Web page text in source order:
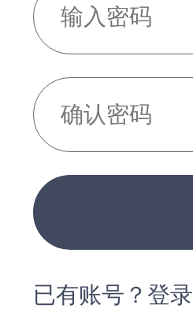
已有账号？登录